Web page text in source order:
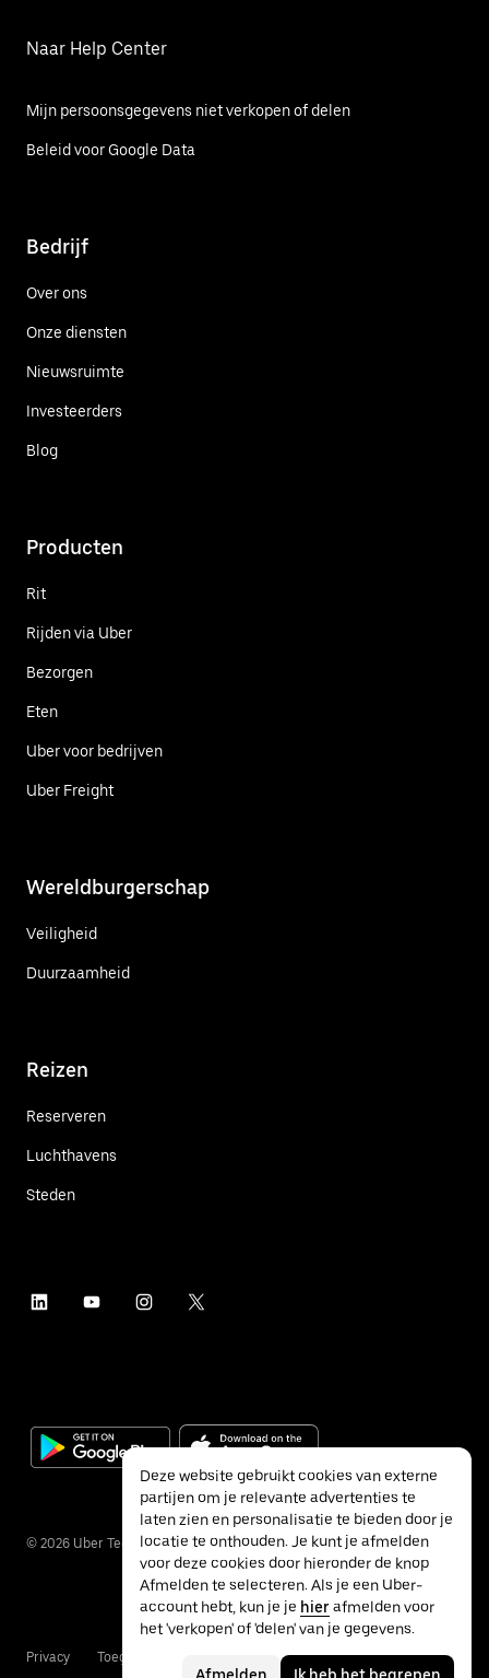
Naar Help Center
Mijn persoonsgegevens niet verkopen of delen
Beleid voor Google Data
Bedrijf
Over ons
Onze diensten
Nieuwsruimte
Investeerders
Blog
Producten
Rit
Rijden via Uber
Bezorgen
Eten
Uber voor bedrijven
Uber Freight
Wereldburgerschap
Veiligheid
Duurzaamheid
Reizen
Reserveren
Luchthavens
Steden
© 2026 Uber Technologies Inc.
Privacy Toegankelijkheid Voorwaarden
Deze website gebruikt cookies van externe
partijen om je relevante advertenties te
laten zien en personalisatie te bieden door je
locatie te onthouden. Je kunt je afmelden
voor deze cookies door hieronder de knop
Afmelden te selecteren. Als je een Uber-
account hebt, kun je je hierafmelden voor
het 'verkopen' of 'delen' van je gegevens.